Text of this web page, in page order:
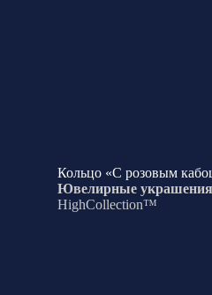
Кольцо «С розовым
Ювелирные украшения
HighCollection™